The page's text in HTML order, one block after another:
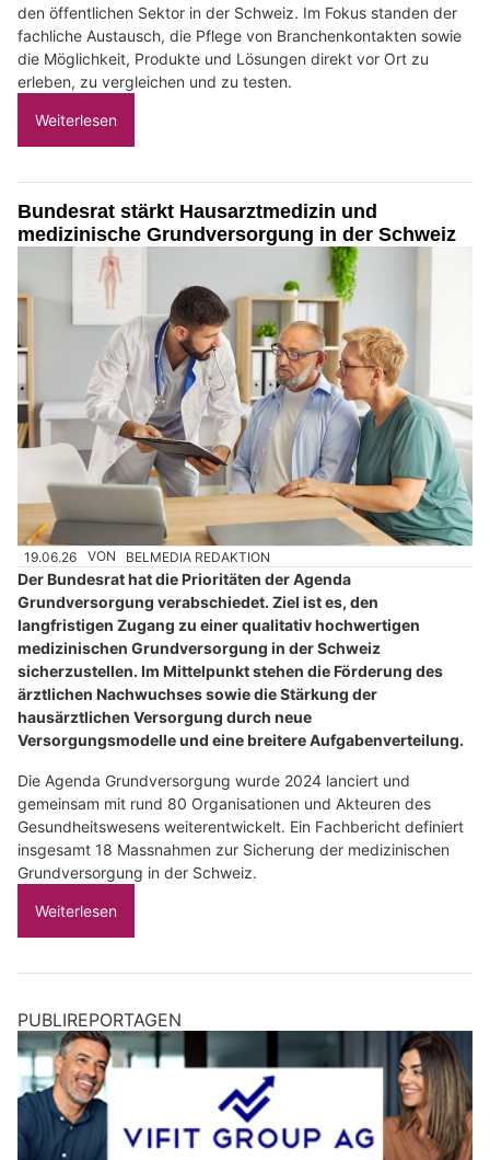
den öffentlichen Sektor in der Schweiz. Im Fokus standen der
fachliche Austausch, die Pflege von Branchenkontakten sowie
die Möglichkeit, Produkte und Lösungen direkt vor Ort zu
erleben, zu vergleichen und zu testen.
Weiterlesen
Bundesrat stärkt Hausarztmedizin und
medizinische Grundversorgung in der Schweiz
19.06.26 VON BELMEDIA REDAKTION
Der Bundesrat hat die Prioritäten der Agenda
Grundversorgung verabschiedet. Ziel ist es, den
langfristigen Zugang zu einer qualitativ hochwertigen
medizinischen Grundversorgung in der Schweiz
sicherzustellen. Im Mittelpunkt stehen die Förderung des
ärztlichen Nachwuchses sowie die Stärkung der
hausärztlichen Versorgung durch neue
Versorgungsmodelle und eine breitere Aufgabenverteilung.
Die Agenda Grundversorgung wurde 2024 lanciert und
gemeinsam mit rund 80 Organisationen und Akteuren des
Gesundheitswesens weiterentwickelt. Ein Fachbericht definiert
insgesamt 18 Massnahmen zur Sicherung der medizinischen
Grundversorgung in der Schweiz.
Weiterlesen
PUBLIREPORTAGEN